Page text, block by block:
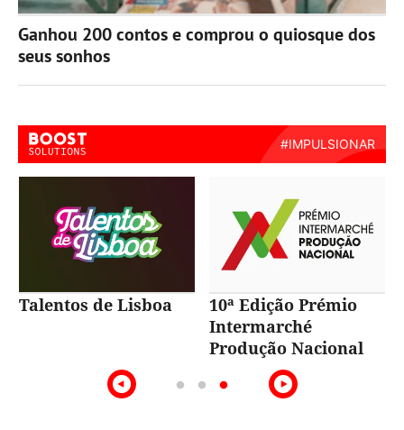
Ganhou 200 contos e comprou o quiosque dos
seus sonhos
Talentos de Lisboa
10ª Edição Prémio
Intermarché
Produção Nacional